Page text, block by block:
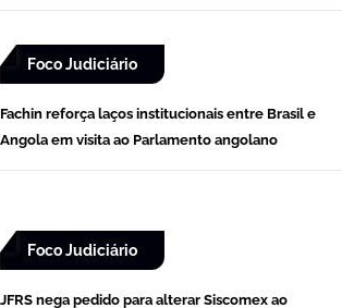
Foco Judiciário
Fachin reforça laços institucionais entre Brasil e
Angola em visita ao Parlamento angolano
Foco Judiciário
JFRS nega pedido para alterar Siscomex ao